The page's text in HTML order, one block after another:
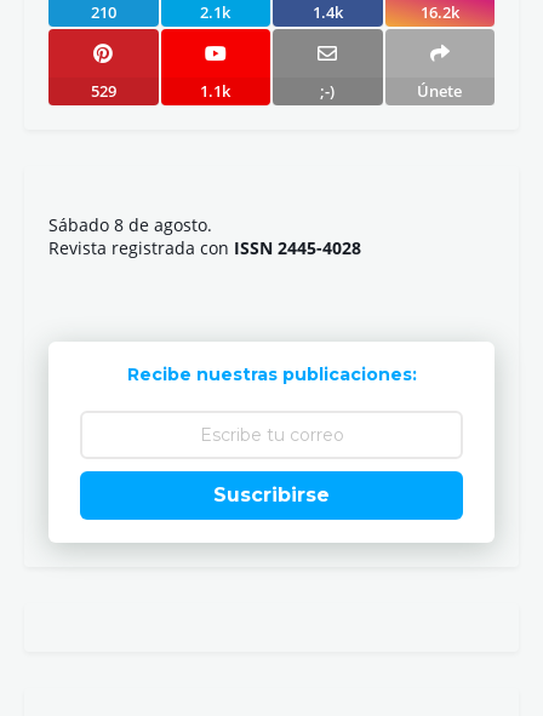
210 2.1k 1.4k 16.2k
529 1.1k ;-) Únete
Sábado 8 de agosto.
Revista registrada con ISSN 2445-4028
Recibe nuestras publicaciones:
Suscribirse